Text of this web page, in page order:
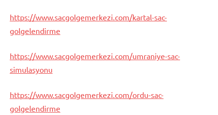
https://www.sacgolgemerkezi.com/kartal-sac-
golgelendirme
https://www.sacgolgemerkezi.com/umraniye-sac-
simulasyonu
https://www.sacgolgemerkezi.com/ordu-sac-
golgelendirme